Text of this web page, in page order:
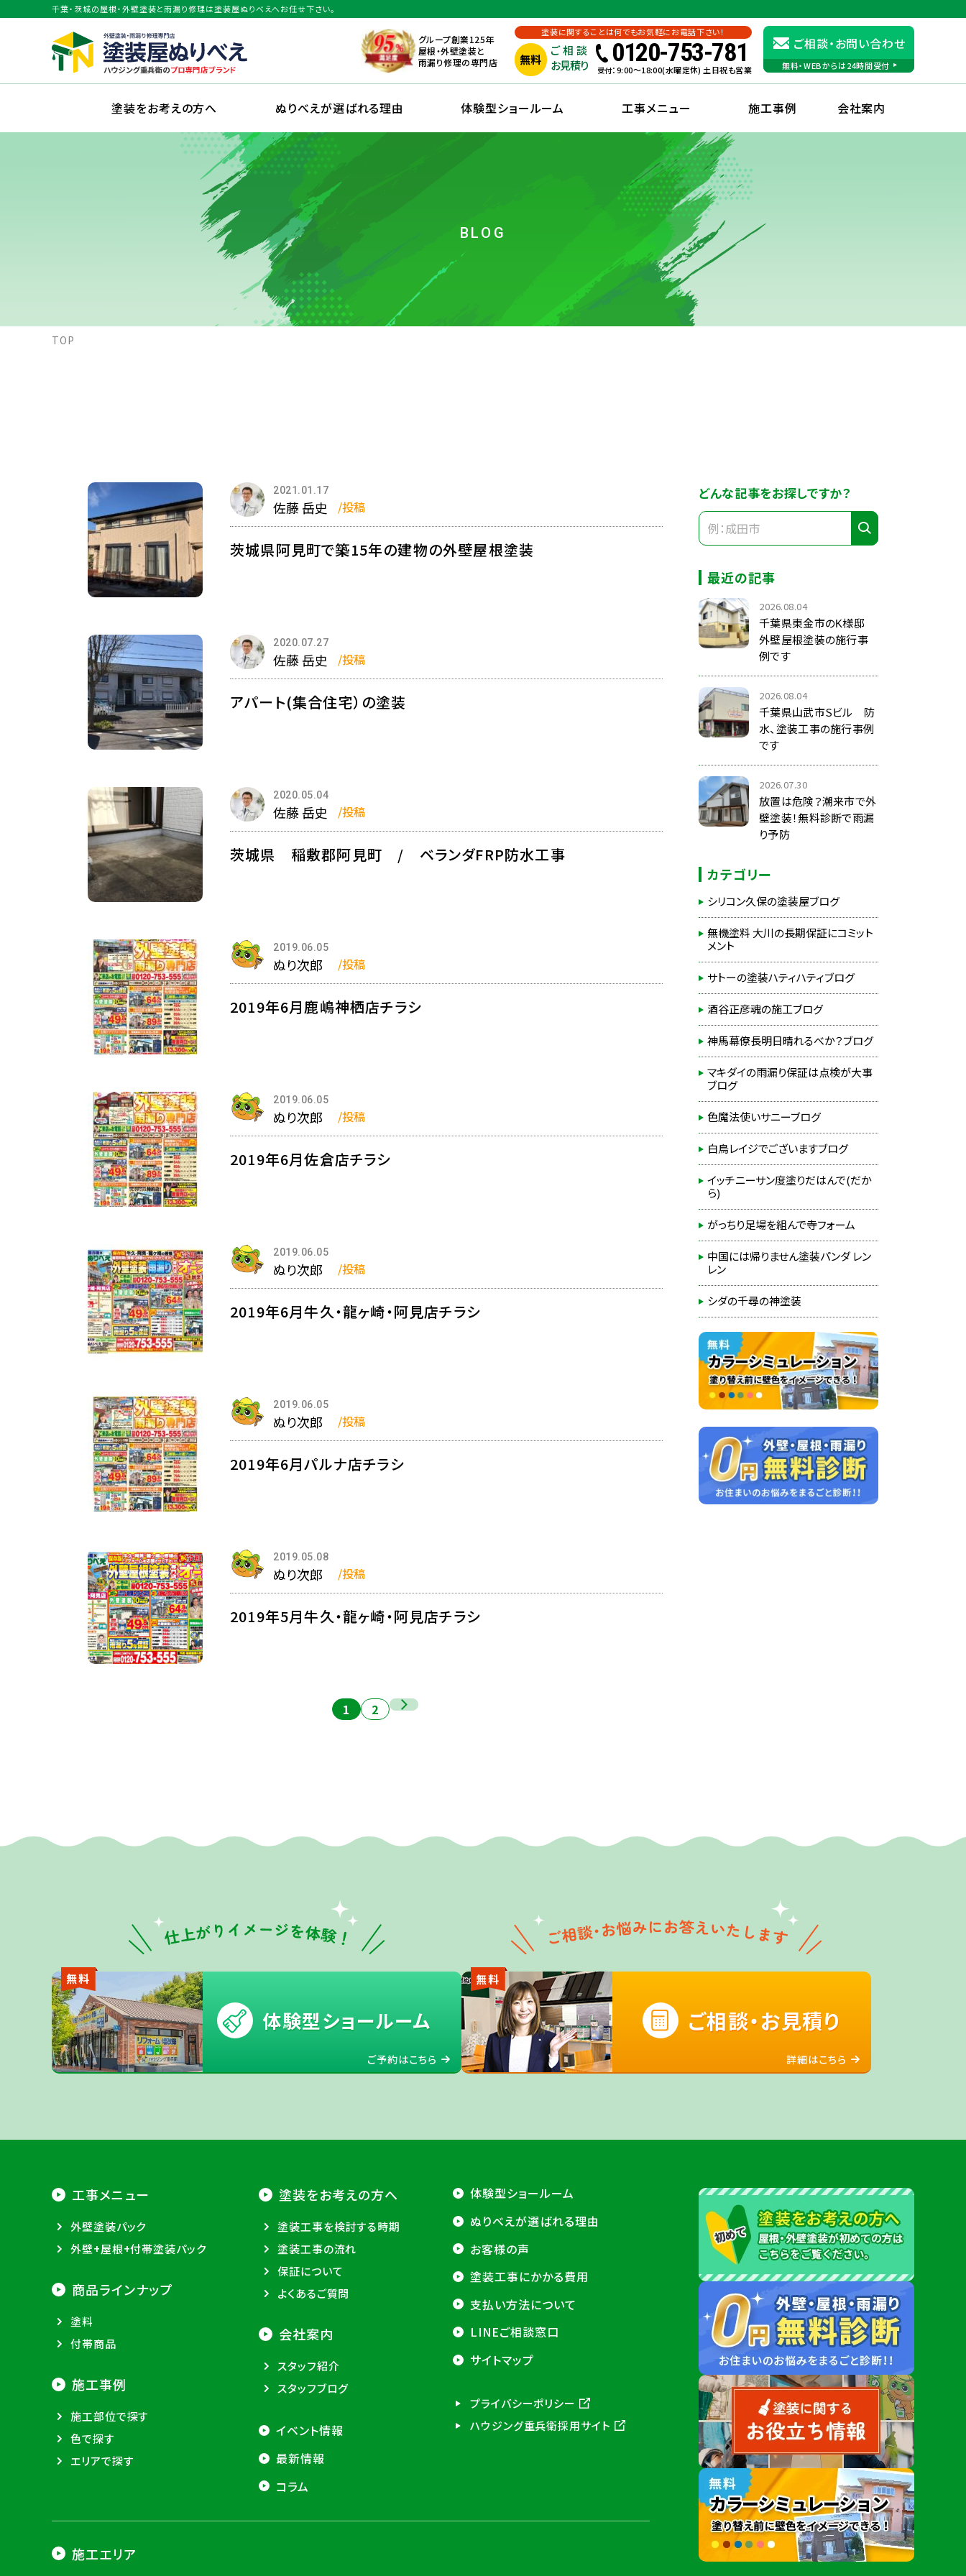
千葉・茨城の屋根・外壁塗装と雨漏り修理は塗装屋ぬりべえへお任せ下さい。
グループ創業125年
屋根・外壁塗装と
雨漏り修理の専門店
塗装に関することは何でもお気軽にお電話下さい！
無料
ご相談
お見積り
0120-753-781
受付：9:00〜18:00(水曜定休) 土日祝も営業
ご相談・お問い合わせ
無料・WEBからは24時間受付
塗装をお考えの方へ ぬりべえが選ばれる理由 体験型ショールーム 工事メニュー 施工事例 会社案内
BLOG
TOP
2021.01.17
佐藤 岳史 /投稿
茨城県阿見町で築15年の建物の外壁屋根塗装
2020.07.27
佐藤 岳史 /投稿
アパート(集合住宅）の塗装
2020.05.04
佐藤 岳史 /投稿
茨城県 稲敷郡阿見町 / ベランダFRP防水工事
2019.06.05
ぬり次郎 /投稿
2019年6月鹿嶋神栖店チラシ
2019.06.05
ぬり次郎 /投稿
2019年6月佐倉店チラシ
2019.06.05
ぬり次郎 /投稿
2019年6月牛久・龍ヶ崎・阿見店チラシ
2019.06.05
ぬり次郎 /投稿
2019年6月パルナ店チラシ
2019.05.08
ぬり次郎 /投稿
2019年5月牛久・龍ヶ崎・阿見店チラシ
1 2
どんな記事をお探しですか？
最近の記事
2026.08.04
千葉県東金市のK様邸
外壁屋根塗装の施行事
例です
2026.08.04
千葉県山武市Sビル 防
水、塗装工事の施行事例
です
2026.07.30
放置は危険？潮来市で外
壁塗装！無料診断で雨漏
り予防
カテゴリー
シリコン久保の塗装屋ブログ
無機塗料 大川の長期保証にコミット
メント
サトーの塗装ハティハティブログ
酒谷正彦魂の施工ブログ
神馬幕僚長明日晴れるべか？ブログ
マキダイの雨漏り保証は点検が大事
ブログ
色魔法使いサニーブログ
白鳥レイジでございますブログ
イッチニーサン度塗りだはんで(だか
ら)
がっちり足場を組んで寺フォーム
中国には帰りません塗装パンダ レン
レン
シダの千尋の神塗装
無料
体験型ショールーム
ご予約はこちら
無料
ご相談・お見積り
詳細はこちら
工事メニュー
外壁塗装パック
外壁+屋根+付帯塗装パック
商品ラインナップ
塗料
付帯商品
施工事例
施工部位で探す
色で探す
エリアで探す
塗装をお考えの方へ
塗装工事を検討する時期
塗装工事の流れ
保証について
よくあるご質問
会社案内
スタッフ紹介
スタッフブログ
イベント情報
最新情報
コラム
体験型ショールーム
ぬりべえが選ばれる理由
お客様の声
塗装工事にかかる費用
支払い方法について
LINEご相談窓口
サイトマップ
プライバシーポリシー
ハウジング重兵衛採用サイト
施工エリア